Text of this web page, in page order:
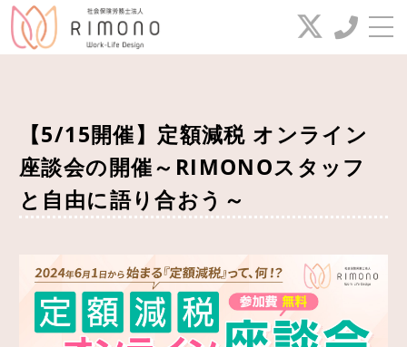
新着(セミナー)情報
業務案内
給与代行サービス
電話番号
042-649-2385
042-649-2386
【5/15開催】定額減税 オンライン
座談会の開催～RIMONOスタッフ
と自由に語り合おう～